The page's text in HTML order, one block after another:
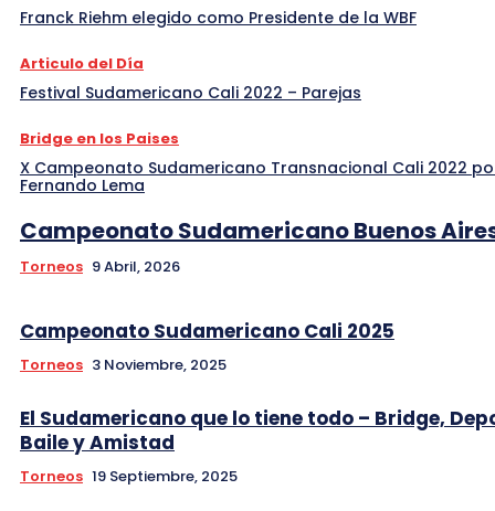
Franck Riehm elegido como Presidente de la WBF
Articulo del Día
Festival Sudamericano Cali 2022 – Parejas
Bridge en los Paises
X Campeonato Sudamericano Transnacional Cali 2022
Fernando Lema
Campeonato Sudamericano Buenos
Torneos 9 Abril, 2026
Campeonato Sudamericano Cali 2025
Torneos 3 Noviembre, 2025
El Sudamericano que lo tiene todo – Bridge,
Baile y Amistad
Torneos 19 Septiembre, 2025